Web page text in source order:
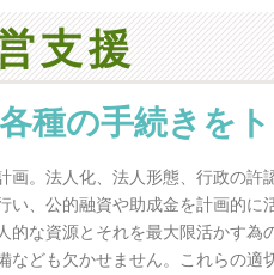
支援
種の手続きを
画。法人化、法人形態、行政の許
い、公的融資や助成金を計画的に
的な資源とそれを最大限活かす為
なども欠かせません。これらの適